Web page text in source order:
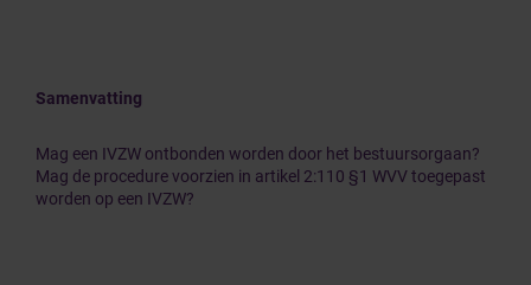
Samenvatting
Mag een IVZW ontbonden worden door het bestuursorgaan?
Mag de procedure voorzien in artikel 2:110 §1 WVV toegepast
worden op een IVZW?